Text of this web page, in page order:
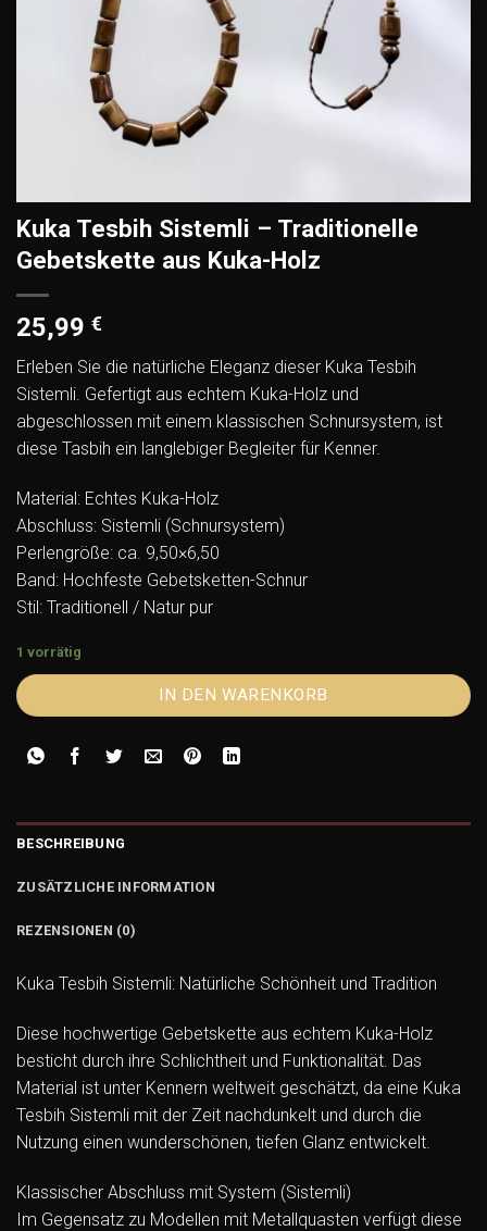
Kuka Tesbih Sistemli – Traditionelle
Gebetskette aus Kuka-Holz
25,99 €
Erleben Sie die natürliche Eleganz dieser Kuka Tesbih
Sistemli. Gefertigt aus echtem Kuka-Holz und
abgeschlossen mit einem klassischen Schnursystem, ist
diese Tasbih ein langlebiger Begleiter für Kenner.
Material: Echtes Kuka-Holz
Abschluss: Sistemli (Schnursystem)
Perlengröße: ca. 9,50×6,50
Band: Hochfeste Gebetsketten-Schnur
Stil: Traditionell / Natur pur
1 vorrätig
IN DEN WARENKORB
BESCHREIBUNG
ZUSÄTZLICHE INFORMATION
REZENSIONEN (0)
Kuka Tesbih Sistemli: Natürliche Schönheit und Tradition
Diese hochwertige Gebetskette aus echtem Kuka-Holz
besticht durch ihre Schlichtheit und Funktionalität. Das
Material ist unter Kennern weltweit geschätzt, da eine Kuka
Tesbih Sistemli mit der Zeit nachdunkelt und durch die
Nutzung einen wunderschönen, tiefen Glanz entwickelt.
Klassischer Abschluss mit System (Sistemli)
Im Gegensatz zu Modellen mit Metallquasten verfügt diese